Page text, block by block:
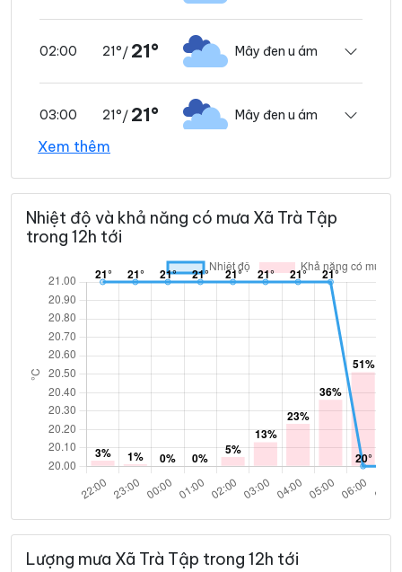
02:00 21°/ 21° Mây đen u ám
03:00 21°/ 21° Mây đen u ám
04:00 21°/21° Mây đen u ám
05:00 21°
06:00 20° 20° Mưa nhẹ
07:00 20°/20° Mưa vừa
08:00 21° 20° Mưa nhẹ
21°/ 21° Mưa nhẹ
10:00 21°/21° Mưa nhẹ
Xem thêm
Nhiệt độ và khả năng có mưa Xã Trà Tập
trong 12h tới
Lượng mưa Xã Trà Tập trong 12h tới